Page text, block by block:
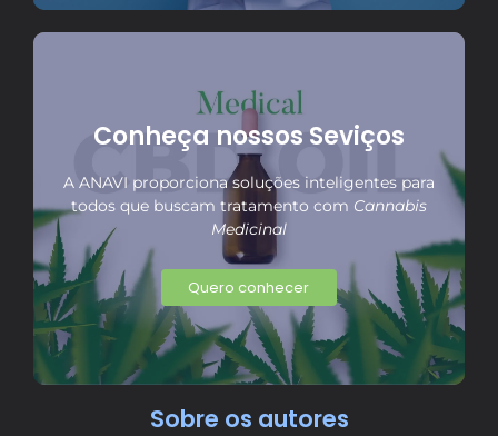
Conheça nossos Seviços
A ANAVI proporciona soluções inteligentes para
todos que buscam tratamento com Cannabis
Medicinal
Quero conhecer
Sobre os autores